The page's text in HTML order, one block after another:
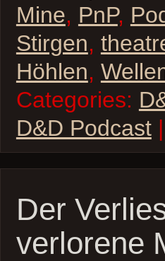
Mine, PnP,
Stirgen,
Höhlen,
Categories:
D&D Podcast|
Der
verlorene